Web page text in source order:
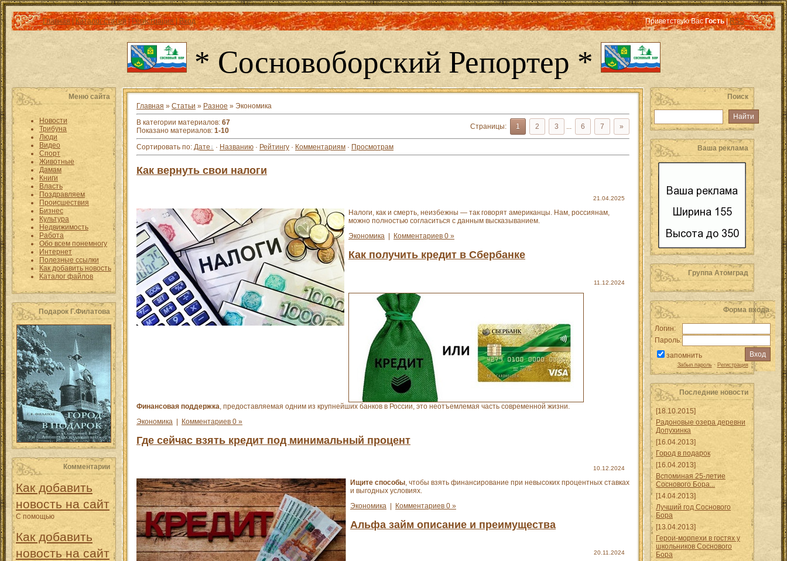
Главная|Каталог статей|Регистрация |Вход Приветствую Вас Гость|RSS
* Сосновоборский Репортер *
Меню сайта
Новости
Трибуна
Люди
Видео
Спорт
Животные
Дамам
Книги
Власть
Поздравляем
Происшествия
Бизнес
Культура
Недвижимость
Работа
Обо всем понемногу
Интернет
Полезные ссылки
Как добавить новость
Каталог файлов
Подарок Г.Филатова
Комментарии
Как добавить
новость на сайт
С помощью
Как добавить
новость на сайт
Главная » Статьи » Разное » Экономика
В категории материалов: 67
Показано материалов: 1-10 Страницы: 1 2 3 ... 6 7 »
Сортировать по: Дате · Названию · Рейтингу · Комментариям · Просмотрам
Как вернуть свои налоги
21.04.2025
Налоги, как и смерть, неизбежны — так говорят американцы. Нам, россиянам,
можно полностью согласиться с данным высказыванием.
Экономика | Комментариев 0 »
Как получить кредит в Сбербанке
11.12.2024
Финансовая поддержка , предоставляемая одним из крупнейших банков в России, это неотъемлемая часть современной жизни.
Экономика | Комментариев 0 »
Где сейчас взять кредит под минимальный процент
10.12.2024
Ищите способы , чтобы взять финансирование при невысоких процентных ставках
и выгодных условиях.
Экономика | Комментариев 0 »
Альфа займ описание и преимущества
20.11.2024
Поиск
Ваша реклама
Группа Атомград
Форма входа
Логин:
Пароль:
запомнить
Забыл пароль· Регистрация
Последние новости
[18.10.2015]
Радоновые озера деревни
Допухинка
[16.04.2013]
Город в подарок
[16.04.2013]
Вспоминая 25-летие
Соснового Бора...
[14.04.2013]
Лучший год Соснового
Бора
[13.04.2013]
Герои-морпехи в гостях у
школьников Соснового
Бора